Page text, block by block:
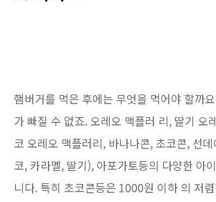
햄버거를 먹은 후에는 무엇을 먹어야 할까
가 빠질 수 없죠. 오레오 맥플러 리, 딸기 오
코 오레오 맥플러리, 바나나콘, 초코콘, 선
코, 카라멜, 딸기), 아포가토등의 다양한 아
니다. 특히 초코콘등은 1000원 이하 의 저